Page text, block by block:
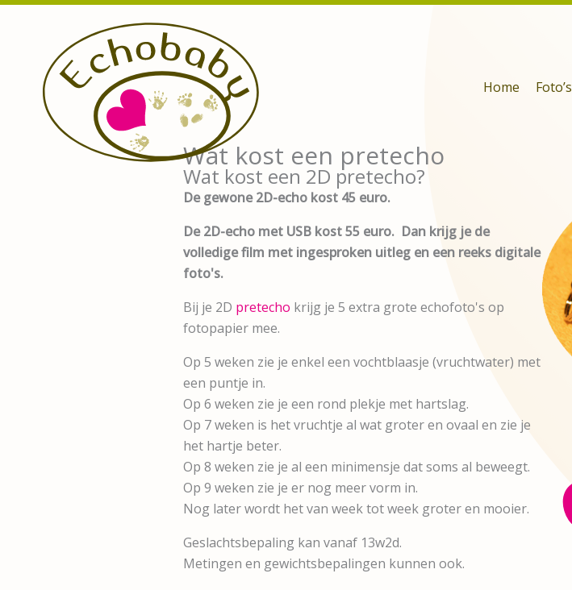
Ga
Home
Foto’s
Wat kost een pretecho
Wat kost een 2D pretecho?
De gewone 2D-echo kost 45 euro.
De 2D-echo met USB kost 55 euro. Dan krijg je de
volledige film met ingesproken uitleg en een reeks digitale
foto's.
Bij je 2D pretecho krijg je 5 extra grote echofoto's op
fotopapier mee.
Op 5 weken zie je enkel een vochtblaasje (vruchtwater) met
een puntje in.
Op 6 weken zie je een rond plekje met hartslag.
Op 7 weken is het vruchtje al wat groter en ovaal en zie je
het hartje beter.
Op 8 weken zie je al een minimensje dat soms al beweegt.
Op 9 weken zie je er nog meer vorm in.
Nog later wordt het van week tot week groter en mooier.
Geslachtsbepaling kan vanaf 13w2d.
Metingen en gewichtsbepalingen kunnen ook.